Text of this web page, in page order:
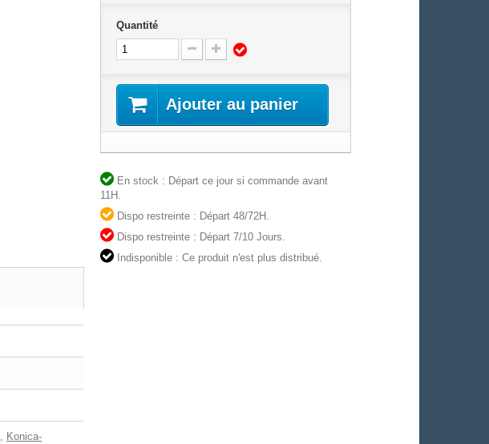
Quantité
Ajouter au panier
En stock : Départ ce jour si commande avant
11H.
Dispo restreinte : Départ 48/72H.
Dispo restreinte : Départ 7/10 Jours.
Indisponible : Ce produit n'est plus distribué.
, Konica-